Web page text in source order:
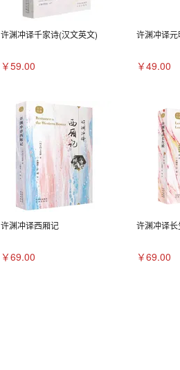
许渊冲译千家诗(汉文英文)
￥59.00
许渊冲译
￥49.00
许渊冲译西厢记
￥69.00
许渊冲译长
￥69.00